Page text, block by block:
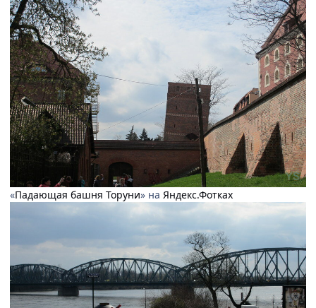
«Падающая башня Торуни» на Яндекс.Фотках